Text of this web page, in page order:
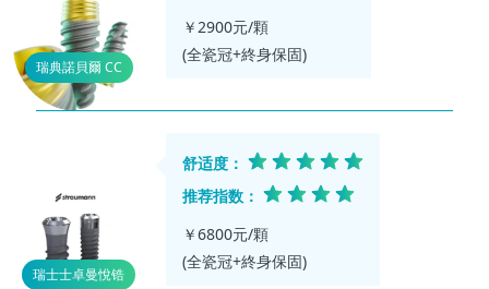
瑞典諾貝爾 CC
￥2900元/顆
瑞士士卓曼悅锆
舒适度：
推荐指数：
￥6800元/顆